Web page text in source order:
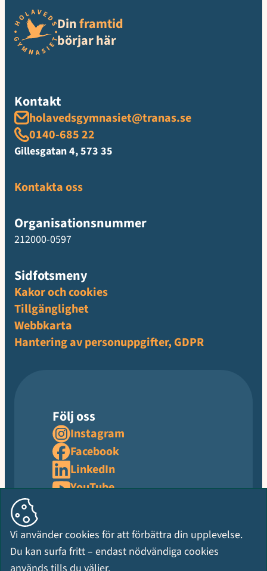
Dinframtid
börjar här
Kontakt
holavedsgymnasiet@tranas.se
0140-685 22
Gillesgatan 4, 573 35
Kontakta oss
Organisationsnummer
212000-0597
Sidfotsmeny
Kakor och cookies
Tillgänglighet
Webbkarta
Hantering av personuppgifter, GDPR
Följ oss
Instagram
Facebook
LinkedIn
YouTube
Vi använder cookies för att förbättra din upplevelse.
Du kan surfa fritt – endast nödvändiga cookies